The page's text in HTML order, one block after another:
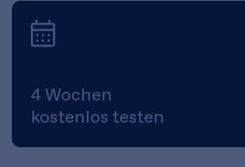
4 Wochen
kostenlos testen